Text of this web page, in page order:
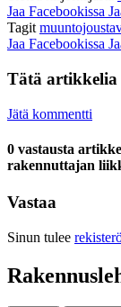
Jaa Facebookissa
Tagit
Jaa Facebookissa
Tätä artikkelia
Jätä kommentti
0 vastausta
rakennuttajan
Vastaa
Sinun tulee